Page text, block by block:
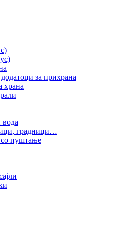
за прихрана
храна
вода
градници…
пуштање